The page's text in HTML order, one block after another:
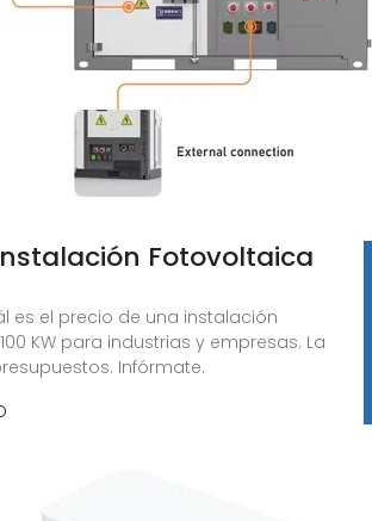
Fotovoltaica
es el precio de una instalación
KW para industrias y empresas. La
Infórmate.